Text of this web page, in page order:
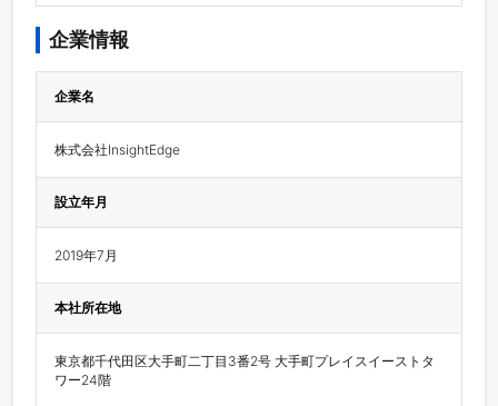
企業情報
企業名
株式会社InsightEdge
設立年月
2019年7月
本社所在地
東京都千代田区大手町二丁目3番2号 大手町プレイスイーストタ
ワー24階